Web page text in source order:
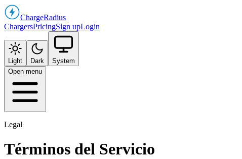
ChargeRadius
ChargersPricingSign upLogin
Light Dark
System
Open menu
Legal
Términos del Servicio